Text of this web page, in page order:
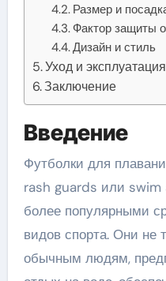
Размер и
Фактор защиты
Дизайн и стиль
Уход и
Заключение
Введение
Футболки для плавания, также известные как
rash guards или swim
более популярными
видов спорта. Они не
обычным людям,